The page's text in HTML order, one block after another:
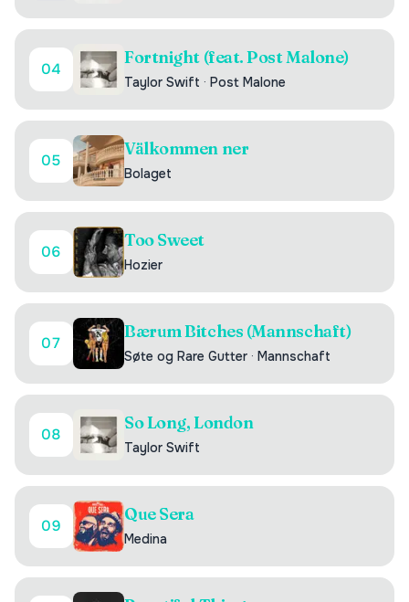
04
Fortnight (feat. Post Malone)
Taylor Swift · Post Malone
05
Välkommen ner
Bolaget
06
Too Sweet
Hozier
07
Bærum Bitches (Mannschaft)
Søte og Rare Gutter · Mannschaft
08
So Long, London
Taylor Swift
09
Que Sera
Medina